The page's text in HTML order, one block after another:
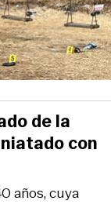
años, cuya
de la
con